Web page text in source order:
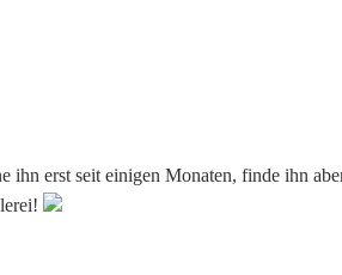
ihn erst seit einigen Monaten, finde ihn